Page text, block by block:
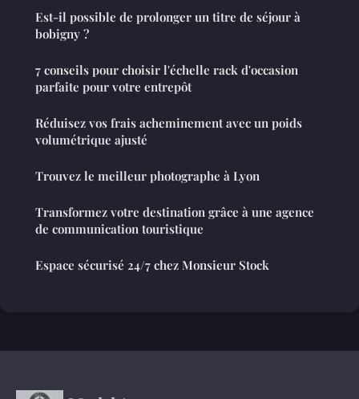
Est-il possible de prolonger un titre de séjour à
bobigny ?
7 conseils pour choisir l'échelle rack d'occasion
parfaite pour votre entrepôt
Réduisez vos frais acheminement avec un poids
volumétrique ajusté
Trouvez le meilleur photographe à Lyon
Transformez votre destination grâce à une agence
de communication touristique
Espace sécurisé 24/7 chez Monsieur Stock